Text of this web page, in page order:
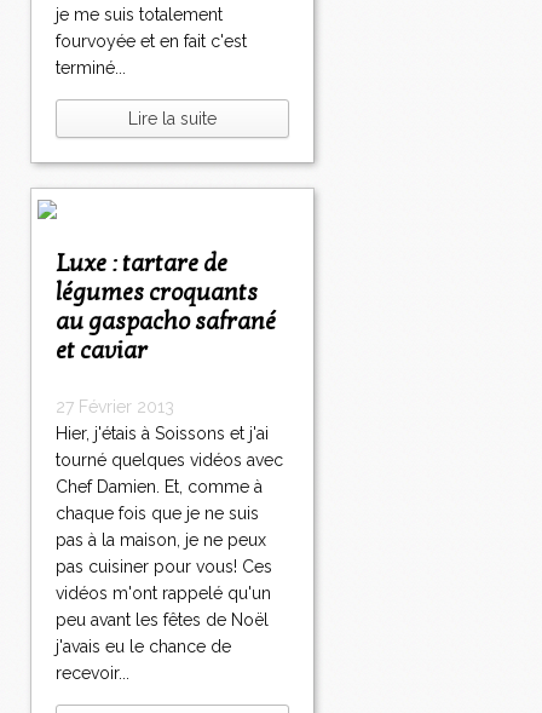
je me suis totalement
fourvoyée et en fait c'est
terminé...
Lire la suite
Luxe : tartare de
légumes croquants
au gaspacho safrané
et caviar
27 Février 2013
Hier, j'étais à Soissons et j'ai
tourné quelques vidéos avec
Chef Damien. Et, comme à
chaque fois que je ne suis
pas à la maison, je ne peux
pas cuisiner pour vous! Ces
vidéos m'ont rappelé qu'un
peu avant les fêtes de Noël
j'avais eu le chance de
recevoir...